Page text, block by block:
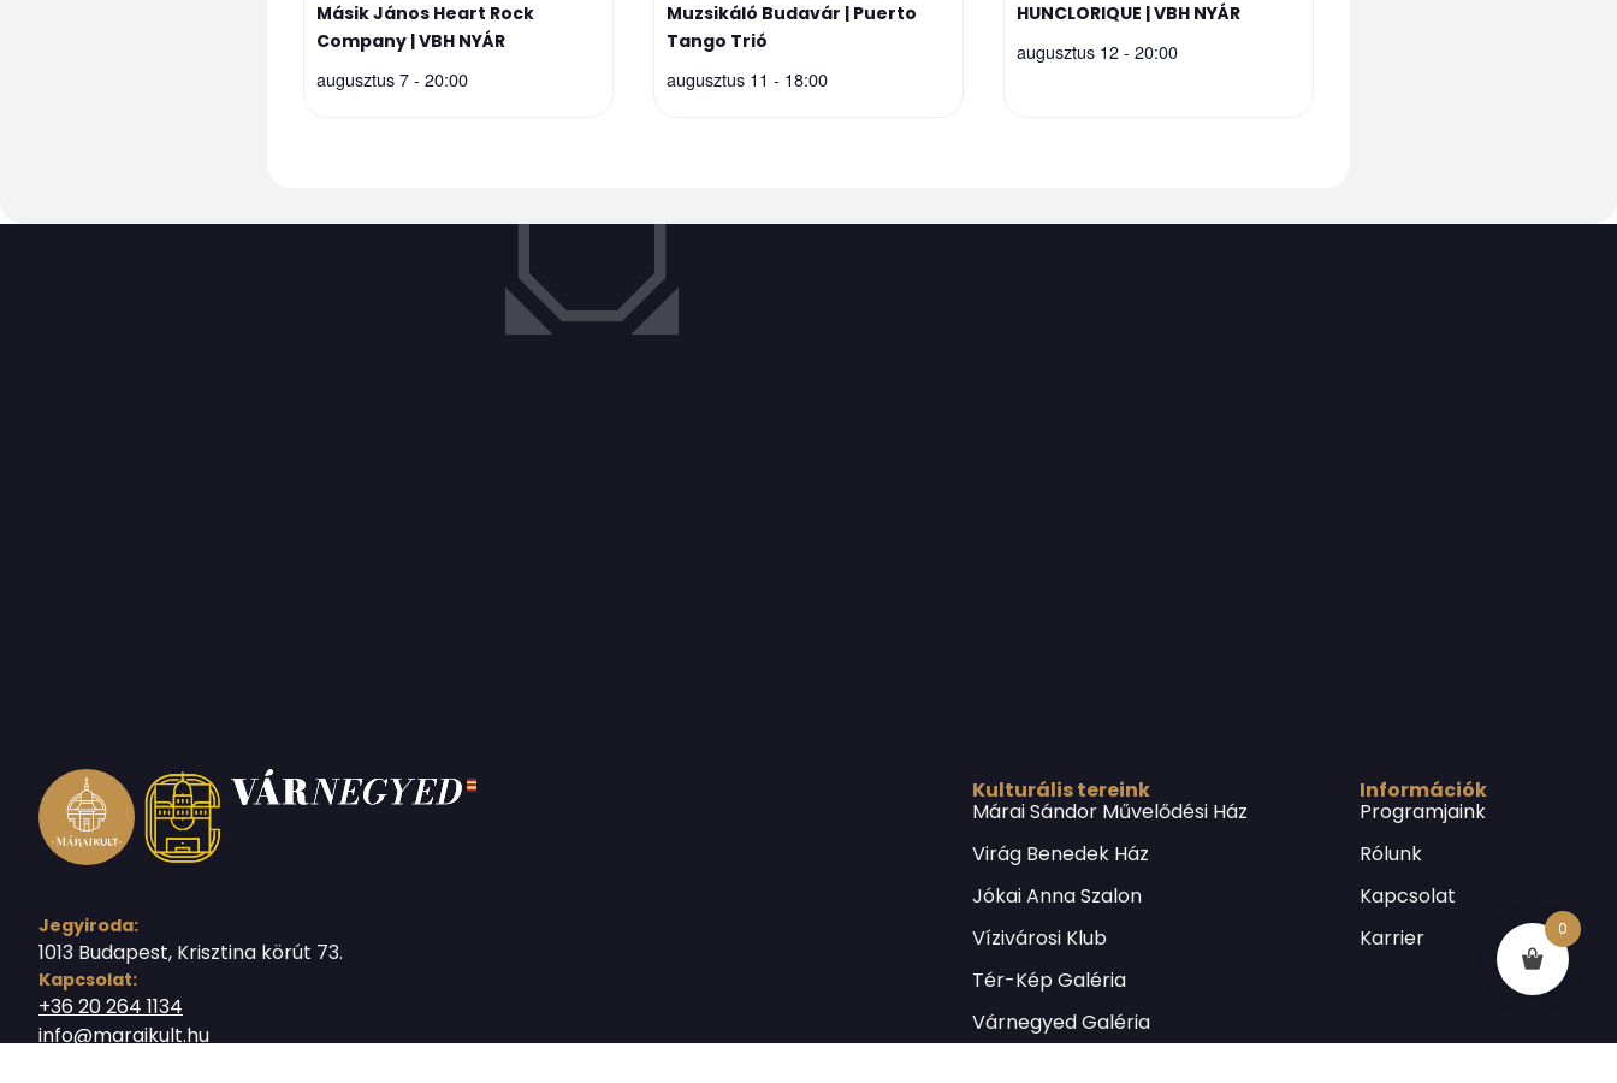
Másik János Heart Rock
Company | VBH NYÁR
augusztus 7 - 20:00
Muzsikáló Budavár | Puerto
Tango Trió
augusztus 11 - 18:00
HUNCLORIQUE | VBH NYÁR
augusztus 12 - 20:00
Jegyiroda:
1013 Budapest, Krisztina körút 73.
Kapcsolat:
+36 20 264 1134
info@maraikult.hu
Kulturális tereink
Márai Sándor Művelődési Ház
Virág Benedek Ház
Jókai Anna Szalon
Vízivárosi Klub
Tér-Kép Galéria
Várnegyed Galéria
Információk
Programjaink
Rólunk
Kapcsolat
Karrier
0